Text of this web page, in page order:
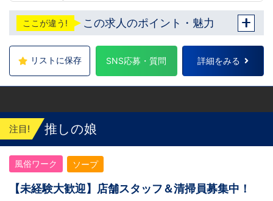
口から徒歩2分 吉原：三ノ輪駅から徒歩8分
神奈川 横浜：京急線黄金町駅から徒歩8分 茨
城 水戸：水戸駅からバス5分 北海道 札幌：す
すきの駅から徒歩5分 中国・四国 鳥取：米子
市皆生温泉 愛媛：松山道後温泉 九州・沖縄
ここが違う! この求人のポイント・魅力
リストに保存 SNS応募・質問 詳細をみる
注目! 推しの娘
風俗ワーク ソープ
【未経験大歓迎】店舗スタッフ＆清掃員募集中！